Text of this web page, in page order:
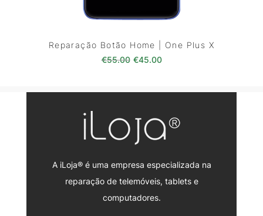
Reparação Botão Home | One Plus X
€55.00 O preço original era: €55.00.
€45.00O preço atual é:
A iLoja® é uma empresa especializada na
reparação de telemóveis, tablets e
computadores.